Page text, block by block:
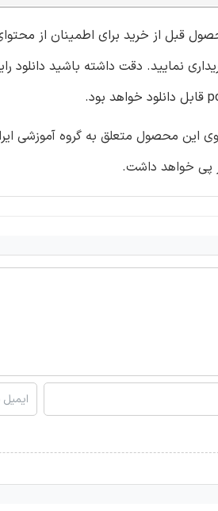
قبل از خرید برای اطمینان از
محصول متعلق به گروه آموزشی
پی خواهد داشت.